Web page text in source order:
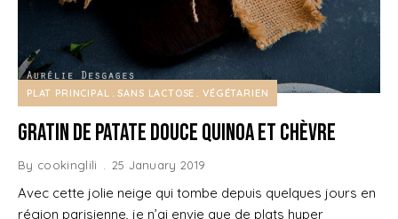
PLAT PRINCIPAL SANS LACTOSE VÉGÉTARIEN
Gratin de Patate douce Quinoa et Chèvre
By cookinglili 25 January 2019
Avec cette jolie neige qui tombe depuis quelques jours en
région parisienne, je n’ai envie que de plats hyper